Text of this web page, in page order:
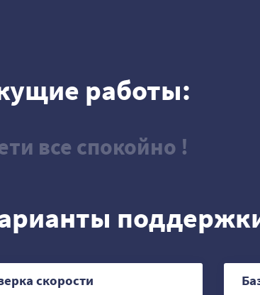
работы:
все спокойно !
скорости